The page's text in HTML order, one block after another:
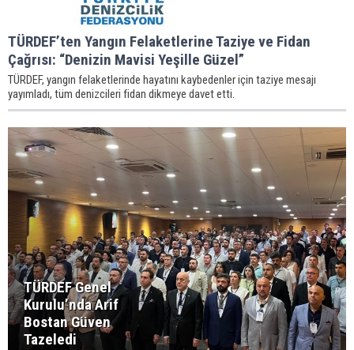
TÜRDEF’ten Yangın Felaketlerine Taziye ve Fidan
Çağrısı: “Denizin Mavisi Yeşille Güzel”
TÜRDEF, yangın felaketlerinde hayatını kaybedenler için taziye mesajı
yayımladı, tüm denizcileri fidan dikmeye davet etti.
TÜRDEF Genel
Kurulu’nda Arif
Bostan Güven
Tazeledi